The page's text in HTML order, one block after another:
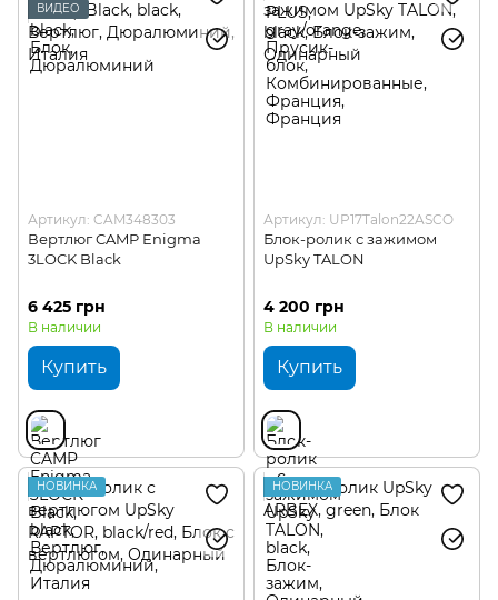
ВИДЕО
Артикул: CAM348303
Вертлюг CAMP Enigma
3LOCK Black
6 425 грн
В наличии
Купить
Артикул: UP17Talon22ASCO
Блок-ролик с зажимом
UpSky TALON
4 200 грн
В наличии
Купить
НОВИНКА НОВИНКА